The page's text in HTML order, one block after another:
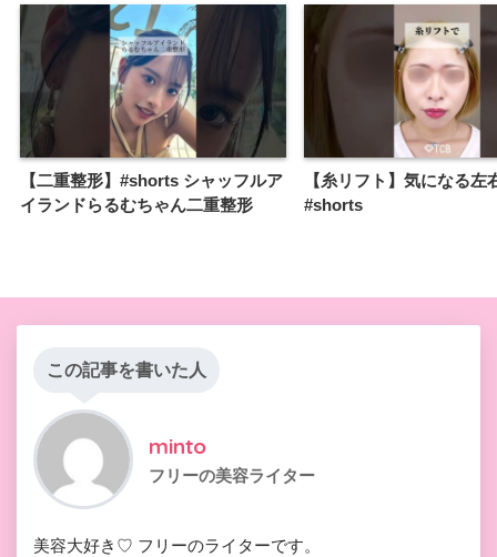
【二重整形】#shorts シャッフルア
イランドらるむちゃん二重整形
【糸リフト】気になる
#shorts
この記事を書いた人
minto
フリーの美容ライター
美容大好き♡ フリーのライターです。